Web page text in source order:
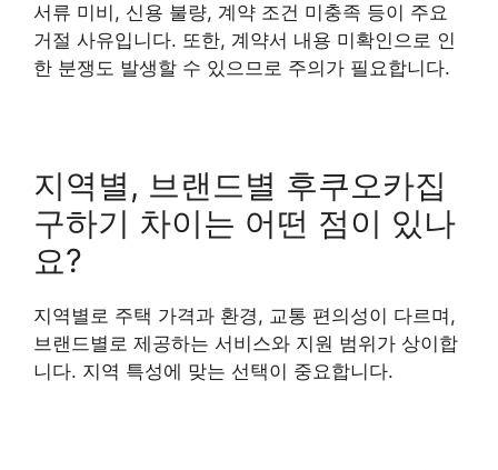
서류 미비, 신용 불량, 계약 조건 미충족 등이 주요
거절 사유입니다. 또한, 계약서 내용 미확인으로 인
한 분쟁도 발생할 수 있으므로 주의가 필요합니다.
지역별, 브랜드별 후쿠오카집
구하기 차이는 어떤 점이 있나
요?
지역별로 주택 가격과 환경, 교통 편의성이 다르며,
브랜드별로 제공하는 서비스와 지원 범위가 상이합
니다. 지역 특성에 맞는 선택이 중요합니다.